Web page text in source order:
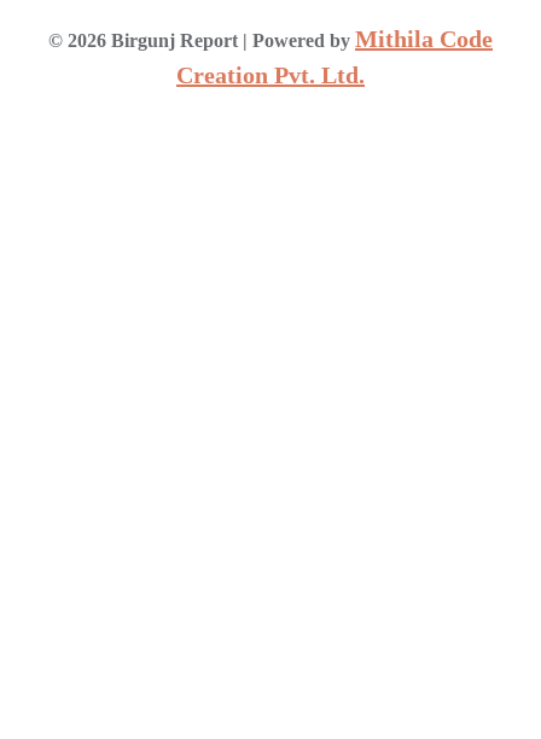
© 2026 Birgunj Report | Powered by Mithila Code
Creation Pvt. Ltd.